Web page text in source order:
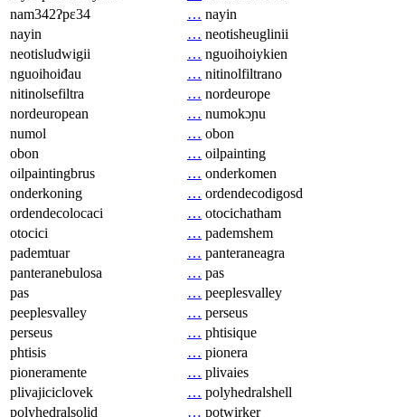
nam342ʔpɛ34
… nayin
nayin
… neotisheuglinii
neotisludwigii
… nguoihoiykien
nguoihoiđau
… nitinolfiltrano
nitinolsefiltra
… nordeurope
nordeuropean
… numokɔɲu
numol
… obon
obon
… oilpainting
oilpaintingbrus
… onderkomen
onderkoning
… ordendecodigosd
ordendecolocaci
… otocichatham
otocici
… pademshem
pademtuar
… panteraneagra
panteranebulosa
… pas
pas
… peeplesvalley
peeplesvalley
… perseus
perseus
… phtisique
phtisis
… pionera
pioneramente
… plivaies
plivajiciclovek
… polyhedralshell
polyhedralsolid
… potwirker